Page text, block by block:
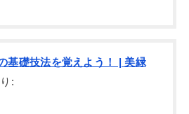
礎技法を覚えよう！ | 美緑
: